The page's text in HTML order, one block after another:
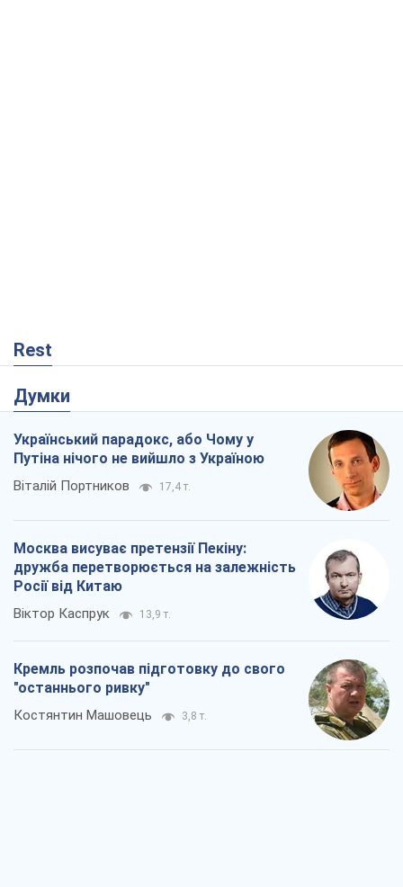
Rest
Думки
Український парадокс, або Чому у
Путіна нічого не вийшло з Україною
Віталій Портников 17,4 т.
Москва висуває претензії Пекіну:
дружба перетворюється на залежність
Росії від Китаю
Віктор Каспрук 13,9 т.
Кремль розпочав підготовку до свого
"останнього ривку"
Костянтин Машовець 3,8 т.